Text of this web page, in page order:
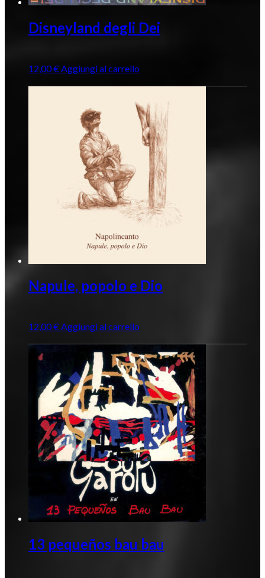
Disneyland degli Dei
12,00€ Aggiungi al carrello
Napule, popolo e Dio
12,00€Aggiungi al carrello
13 pequeños bau bau